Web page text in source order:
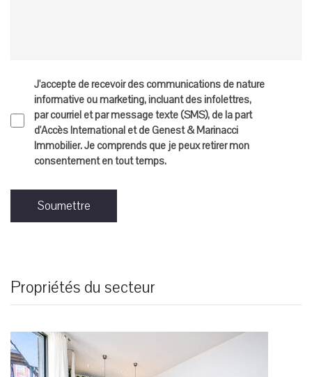
J'accepte de recevoir des communications de nature
informative ou marketing, incluant des infolettres,
par courriel et par message texte (SMS), de la part
d'Accès International et de Genest & Marinacci
Immobilier. Je comprends que je peux retirer mon
consentement en tout temps.
Soumettre
Propriétés du secteur